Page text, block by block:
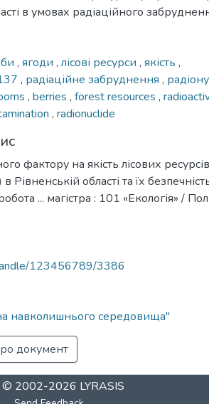
в умовах радіаційного
, ягоди , лісові ресурси , якість ,
, радіаційне забруднення ,
, berries , forest resources ,
, radionuclide
фактору на якість лісових ресурсів
області та їх
... магістра : 101 «Екологія» /
123456789/3386
навколишнього середовища"
документ
© 2002-2026 LYRASIS